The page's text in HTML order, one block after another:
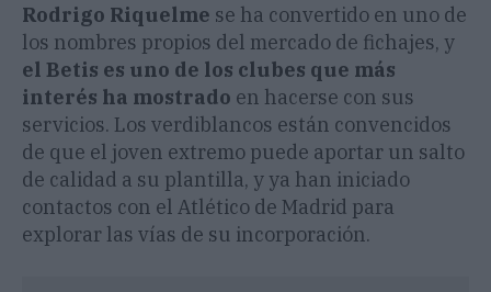
Rodrigo Riquelme se ha convertido en uno de
los nombres propios del mercado de fichajes, y
el Betis es uno de los clubes que más
interés ha mostrado en hacerse con sus
servicios. Los verdiblancos están convencidos
de que el joven extremo puede aportar un salto
de calidad a su plantilla, y ya han iniciado
contactos con el Atlético de Madrid para
explorar las vías de su incorporación.